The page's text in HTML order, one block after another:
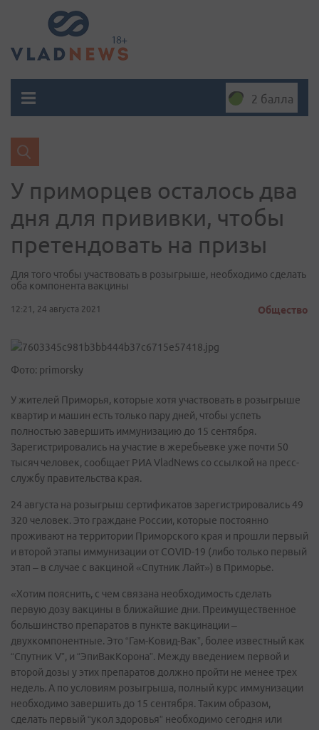
2 балла
У приморцев осталось два
дня для прививки, чтобы
претендовать на призы
Для того чтобы участвовать в розыгрыше, необходимо сделать
оба компонента вакцины
12:21, 24 августа 2021 Общество
Фото: primorsky
У жителей Приморья, которые хотя участвовать в розыгрыше
квартир и машин есть только пару дней, чтобы успеть
полностью завершить иммунизацию до 15 сентября.
Зарегистрировались на участие в жеребьевке уже почти 50
тысяч человек, сообщает РИА VladNews со ссылкой на пресс-
службу правительства края.
24 августа на розыгрыш сертификатов зарегистрировались 49
320 человек. Это граждане России, которые постоянно
проживают на территории Приморского края и прошли первый
и второй этапы иммунизации от COVID-19 (либо только первый
этап – в случае с вакциной «Спутник Лайт») в Приморье.
«Хотим пояснить, с чем связана необходимость сделать
первую дозу вакцины в ближайшие дни. Преимущественное
большинство препаратов в пункте вакцинации –
двухкомпонентные. Это “Гам-Ковид-Вак”, более известный как
“Спутник V”, и “ЭпиВакКорона”. Между введением первой и
второй дозы у этих препаратов должно пройти не менее трех
недель. А по условиям розыгрыша, полный курс иммунизации
необходимо завершить до 15 сентября. Таким образом,
сделать первый “укол здоровья” необходимо сегодня или